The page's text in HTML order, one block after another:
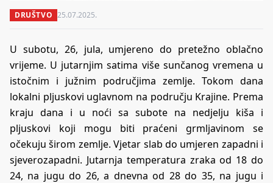
DRUŠTVO 25.07.2025.
U subotu, 26, jula, umjereno do pretežno oblačno
vrijeme. U jutarnjim satima više sunčanog vremena u
istočnim i južnim područjima zemlje. Tokom dana
lokalni pljuskovi uglavnom na području Krajine. Prema
kraju dana i u noći sa subote na nedjelju kiša i
pljuskovi koji mogu biti praćeni grmljavinom se
očekuju širom zemlje. Vjetar slab do umjeren zapadni i
sjeverozapadni. Jutarnja temperatura zraka od 18 do
24, na jugu do 26, a dnevna od 28 do 35, na jugu i